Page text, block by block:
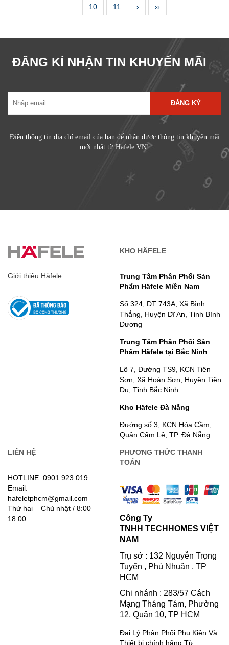
10
11 › ››
ĐĂNG KÍ NHẬN TIN KHUYẾN MÃI
ĐĂNG KÝ
Điền thông tin địa chỉ email của bạn để nhận được thông tin khuyến mãi
mới nhất từ Hafele VN!
Giới thiệu Häfele
KHO HÄFELE
Trung Tâm Phân Phối Sản
Phẩm Häfele Miền Nam
Số 324, DT 743A, Xã Bình
Thắng, Huyện Dĩ An, Tỉnh Bình
Dương
Trung Tâm Phân Phối Sản
Phẩm Häfele tại Bắc Ninh
Lô 7, Đường TS9, KCN Tiên
Sơn, Xã Hoàn Sơn, Huyện Tiên
Du, Tỉnh Bắc Ninh
Kho Häfele Đà Nẵng
Đường số 3, KCN Hòa Cầm,
Quận Cẩm Lệ, TP. Đà Nẵng
LIÊN HỆ
HOTLINE: 0901.923.019
Email:
hafeletphcm@gmail.com
Thứ hai – Chủ nhật / 8:00 –
18:00
PHƯƠNG THỨC THANH
TOÁN
Công Ty
TNHH TECHHOMES VIỆT
NAM
Trụ sở : 132 Nguyễn Trọng
Tuyển , Phú Nhuận , TP
HCM
Chi nhánh : 283/57 Cách
Mạng Tháng Tám, Phường
12, Quận 10, TP HCM
Đại Lý Phân Phối Phụ Kiện Và
Thiết bị chính hãng Từ